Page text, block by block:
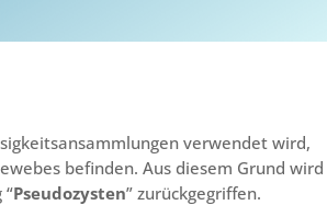
verwendet wird,
befinden. Aus diesem Grund wird
Pseudozysten” zurückgegriffen.